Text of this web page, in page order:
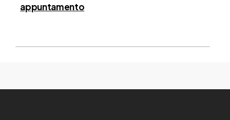
appuntamento